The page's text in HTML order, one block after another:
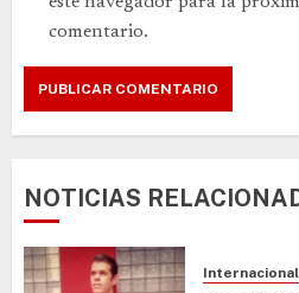
comentario.
NOTICIAS
Internacional